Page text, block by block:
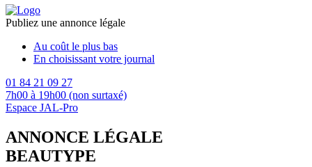
Publiez une annonce légale
Au coût le plus bas
En choisissant votre journal
01 84 21 09 27
7h00 à 19h00 (non surtaxé)
Espace JAL-Pro
ANNONCE LÉGALE
BEAUTYPE